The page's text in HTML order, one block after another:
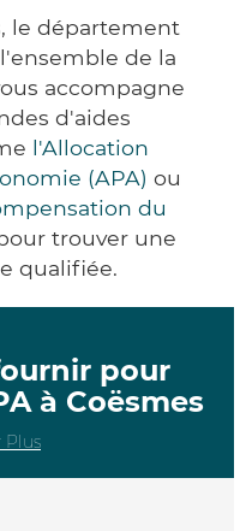
le département
de la
accompagne
d'aides
l'Allocation
(APA) ou
du
trouver une
qualifiée.
pour
à Coësmes
Plus